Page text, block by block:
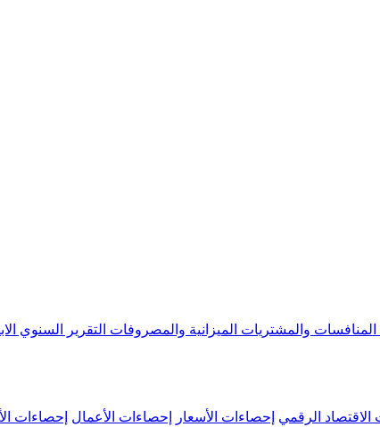
المنافسات والمشتريات الميزانية والمصروفات التقرير السنوي
الاقتصاد الرقمي إحصاءات الأسعار إحصاءات الأعمال إحصاءات